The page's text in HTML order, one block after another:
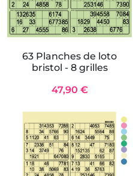
63 Planches de loto
bristol - 8 grilles
47,90 €